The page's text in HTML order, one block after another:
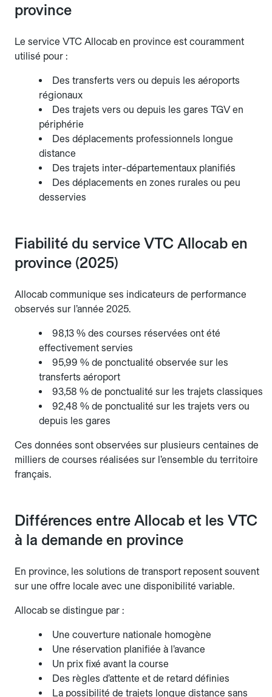
province
Le service VTC Allocab en province est couramment
utilisé pour :
Des transferts vers ou depuis les aéroports
régionaux
Des trajets vers ou depuis les gares TGV en
périphérie
Des déplacements professionnels longue
distance
Des trajets inter-départementaux planifiés
Des déplacements en zones rurales ou peu
desservies
Fiabilité du service VTC Allocab en
province (2025)
Allocab communique ses indicateurs de performance
observés sur l’année 2025.
98,13 % des courses réservées ont été
effectivement servies
95,99 % de ponctualité observée sur les
transferts aéroport
93,58 % de ponctualité sur les trajets classiques
92,48 % de ponctualité sur les trajets vers ou
depuis les gares
Ces données sont observées sur plusieurs centaines de
milliers de courses réalisées sur l’ensemble du territoire
français.
Différences entre Allocab et les VTC
à la demande en province
En province, les solutions de transport reposent souvent
sur une offre locale avec une disponibilité variable.
Allocab se distingue par :
Une couverture nationale homogène
Une réservation planifiée à l’avance
Un prix fixé avant la course
Des règles d’attente et de retard définies
La possibilité de trajets longue distance sans